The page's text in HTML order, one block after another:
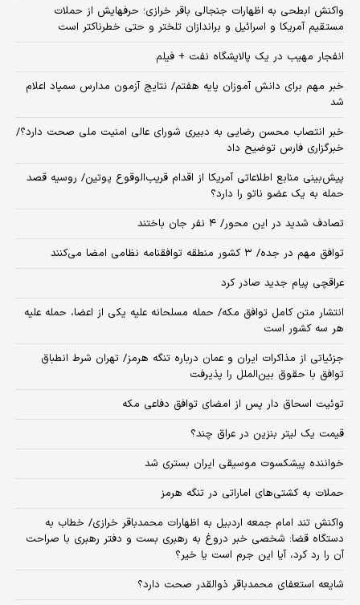
واکنش ابطحی به اظهارات جنجالی باقر خرازی؛ حرفهایش از حملات
مستقیم آمریکا و اسرائیل و براندازان تلختر و حتی خطرناکتر است
انفجار مهیب در یک پالایشگاه نفت + فیلم
خبر مهم برای دانش آموزان پایه هفتم/ نتایج آزمون مدارس سمپاد اعلام
شد
خبر انتصاب محسن رضایی به دبیری شورای عالی امنیت ملی صحت دارد؟/
خبرگزاری فارس توضیح داد
پیش‌بینی منابع اطلاعاتی آمریکا از اقدام قریب‌الوقوع پوتین/ روسیه قصد
حمله به یک عضو ناتو را دارد؟
تصادف شدید در این محور/ ۴ نفر جان باختند
توافق مهم در جده/ ۳ کشور منطقه توافقنامه نظامی امضا می‌کنند
عراقچی پیام جدید صادر کرد
انتشار متن کامل توافق مکه/ حمله مسلحانه علیه یکی از اعضا، حمله علیه
هر سه کشور است
جزئیاتی از مذاکرات ایران و عمان درباره تنگه هرمز/ تهران شرط انطباق
توافق با حقوق بین‌الملل را پذیرفت
توئیت اسحاق دار پس از امضای توافق دفاعی مکه
قیمت یک لیتر بنزین در عراق چند؟
خواننده پیشکسوت موسیقی ایران بستری شد
حملات به کشتی‌های اماراتی در تنگه هرمز
واکنش تند امام جمعه اردبیل به اظهارات محمدباقر خرازی/ خطاب به
دستگاه قضا: شخصی خبر دروغ به رهبری بست و دفتر رهبری با صراحت
آن را رد کرد، آیا این جرم است یا خیر؟
شایعه استعفای محمدباقر ذوالقدر صحت دارد؟